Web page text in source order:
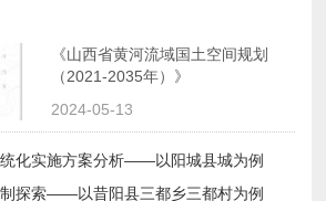
（2021-2035年）》
2024-05-13
化实施方案分析——以阳城县城为例
探索——以昔阳县三都乡三都村为例